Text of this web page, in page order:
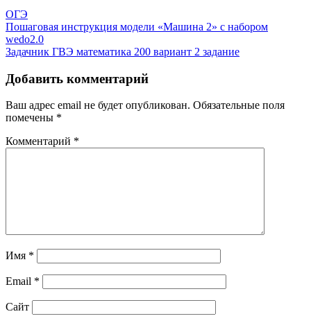
ОГЭ
Навигация
по
Пошаговая инструкция модели «Машина 2» с набором
wedo2.0
Задачник ГВЭ математика 200 вариант 2 задание
Добавить комментарий
Ваш адрес email не будет опубликован. Обязательные поля
помечены *
Комментарий *
Имя *
Email *
Сайт